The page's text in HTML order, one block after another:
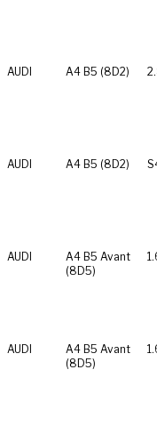
AUDI A4 B5 (8D2)
AUDI A4 B5 (8D2)
AUDI
A4 B5 Avant
(8D5)
AUDI
A4 B5 Avant
(8D5)